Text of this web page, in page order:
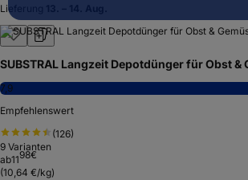
Lieferung
SUBSTRAL Langzeit Depotdünger für Obst &
7,9
Empfehlenswert
(126)
9 Varianten
ab1198€
(10,64 €/kg)